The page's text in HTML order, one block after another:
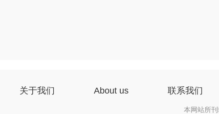
关于我们 About us 联系我们
本网站所